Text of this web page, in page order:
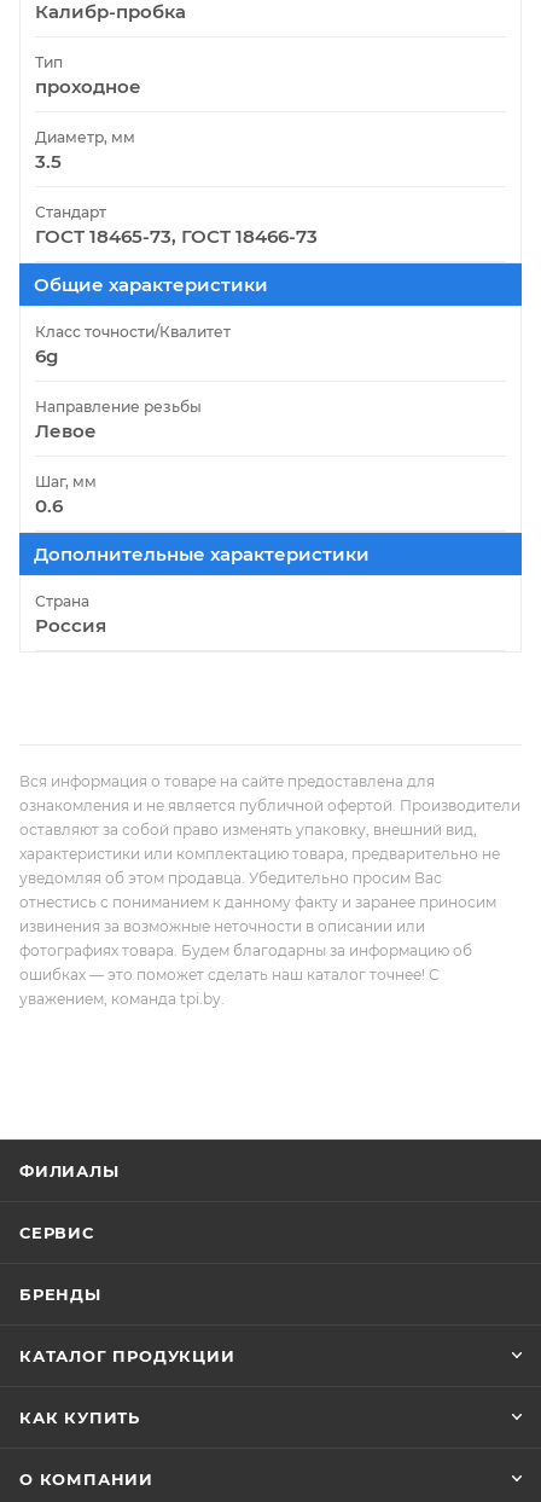
Калибр-пробка
Тип
проходное
Диаметр, мм
3.5
Стандарт
ГОСТ 18465-73, ГОСТ 18466-73
Общие характеристики
Класс точности/Квалитет
6g
Направление резьбы
Левое
Шаг, мм
0.6
Дополнительные характеристики
Страна
Россия
Вся информация о товаре на сайте предоставлена для
ознакомления и не является публичной офертой. Производители
оставляют за собой право изменять упаковку, внешний вид,
характеристики или комплектацию товара, предварительно не
уведомляя об этом продавца. Убедительно просим Вас
отнестись с пониманием к данному факту и заранее приносим
извинения за возможные неточности в описании или
фотографиях товара. Будем благодарны за информацию об
ошибках — это поможет сделать наш каталог точнее! С
уважением, команда tpi.by.
ФИЛИАЛЫ
СЕРВИС
БРЕНДЫ
КАТАЛОГ ПРОДУКЦИИ
КАК КУПИТЬ
О КОМПАНИИ